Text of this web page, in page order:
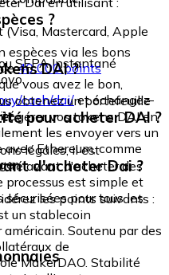
(Visa, Mastercard, Apple
SEPA Instantané
?
espèces via les bons
40 000 points
vous avez le bon,
cash/dai/et échangez-
DAI ?
obtenez un portefeuille
gérer vos tokens DAI en
les envoyer vers un
Ethereum, comme
pour acheter DAI ?
légales, il est
avant d'acheter des
processus est simple et
pour tous les
d'acheter Dai ?
les points suivants :
un stablecoin
Soutenu par des
de
MakerDAO. Stabilité